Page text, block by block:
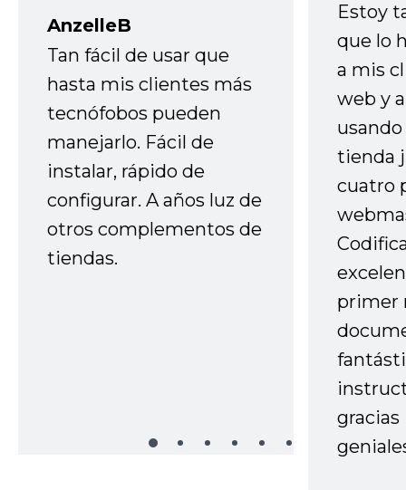
AnzelleB
Tan fácil de usar que
hasta mis clientes más
tecnófobos pueden
manejarlo. Fácil de
instalar, rápido de
configurar. A años luz de
otros complementos de
tiendas.
Estoy
que lo
a mis
web y
tienda
cuatro
primer
gracias